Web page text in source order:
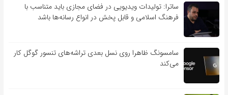
ساترا: تولیدات ویدیویی در فضای مجازی باید متناسب با
فرهنگ اسلامی و قابل پخش در انواع رسانه‌ها باشد
سامسونگ ظاهرا روی نسل بعدی تراشه‌های تنسور گوگل کار
می‌کند